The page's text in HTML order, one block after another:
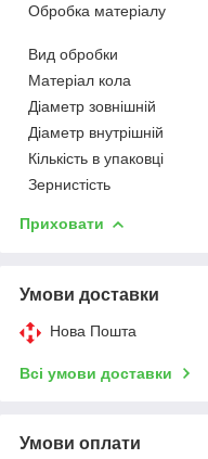
Обробка матеріалу
Вид обробки
Матеріал кола
Діаметр зовнішній
Діаметр внутрішній
Кількість в упаковці
Зернистість
Приховати
Умови доставки
Нова Пошта
Всі умови доставки
Умови оплати